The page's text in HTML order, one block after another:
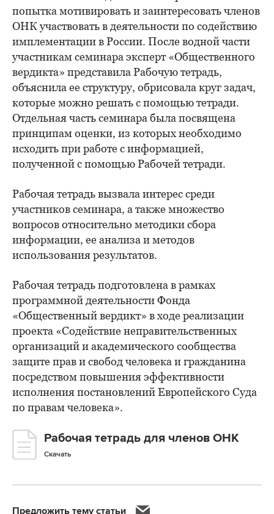
попытка мотивировать и заинтересовать членов
ОНК участвовать в деятельности по содействию
имплементации в России. После водной части
участникам семинара эксперт «Общественного
вердикта» представила Рабочую тетрадь,
объяснила ее структуру, обрисовала круг задач,
которые можно решать с помощью тетради.
Отдельная часть семинара была посвящена
принципам оценки, из которых необходимо
исходить при работе с информацией,
полученной с помощью Рабочей тетради.
Рабочая тетрадь вызвала интерес среди
участников семинара, а также множество
вопросов относительно методики сбора
информации, ее анализа и методов
использования результатов.
Рабочая тетрадь подготовлена в рамках
программной деятельности Фонда
«Общественный вердикт» в ходе реализации
проекта «Содействие неправительственных
организаций и академического сообщества
защите прав и свобод человека и гражданина
посредством повышения эффективности
исполнения постановлений Европейского Суда
по правам человека».
Рабочая тетрадь для членов ОНК
Скачать
Предложить тему статьи